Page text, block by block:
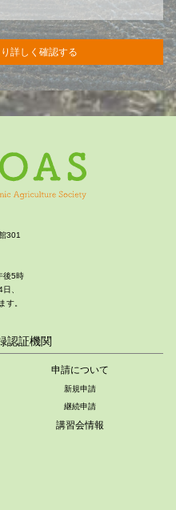
詳しく確認する
301
後5時
、
す。
認証機関
申請について
新規申請
継続申請
講習会情報